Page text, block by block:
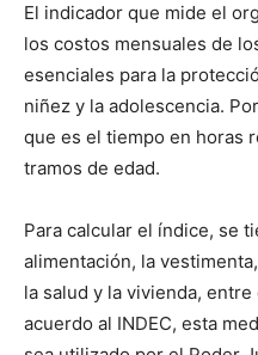
El indicador que mide el
los costos mensuales de
esenciales para la
niñez y la adolescencia.
que es el tiempo en horas
tramos de edad.
Para calcular el índice, se
alimentación, la
la salud y la vivienda,
acuerdo al INDEC, esta